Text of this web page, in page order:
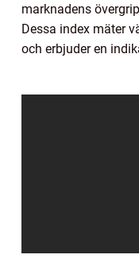
marknadens
Dessa index mäter
och erbjuder en